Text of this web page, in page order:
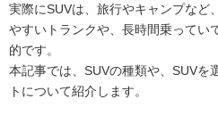
実際にSUVは、旅行やキャンプなど
やすいトランクや、長時間乗ってい
的です。
本記事では、SUVの種類や、SUVを
トについて紹介します。